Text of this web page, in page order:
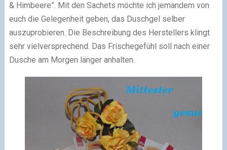
& Himbeere”. Mit den Sachets möchte ich jemandem von
euch die Gelegenheit geben, das Duschgel selber
auszuprobieren. Die Beschreibung des Herstellers klingt
sehr vielversprechend. Das Frischegefühl soll nach einer
Dusche am Morgen länger anhalten.